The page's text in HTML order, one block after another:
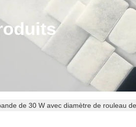
de 30 W avec diamètre de rouleau